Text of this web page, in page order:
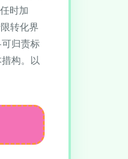
时加
转化界
归责标
构。以